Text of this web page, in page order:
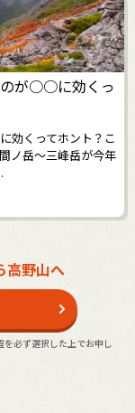
のが○○に効くっ
効くってホント？こ
ノ岳～三峰岳が今年
高野山へ
必ず選択した上でお申し